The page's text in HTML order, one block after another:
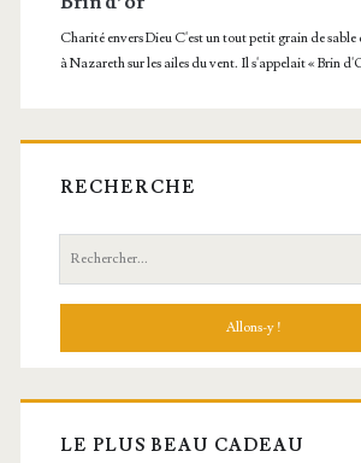
RECHERCHE
Recherche:
LE PLUS BEAU CADEAU